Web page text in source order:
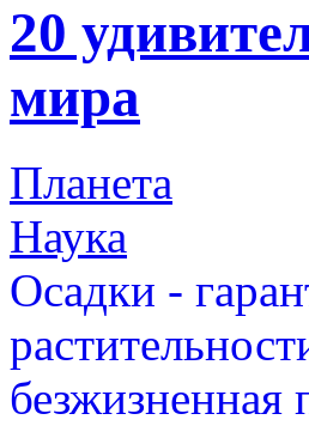
20
мира
Планета
Наука
Осадки -